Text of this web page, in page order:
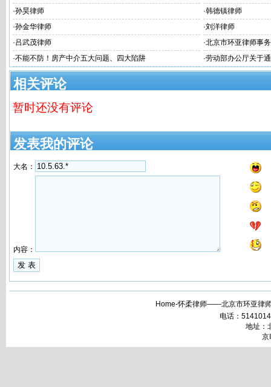
将房产“赠与”给子女还不如“卖”给子女？
·孙昊律师 ·韩德镇律师
·孙金华律师 ·刘洋律师
·吕武茂律师 ·北京市环亚律师事
·不能不防！房产中介五大问题、四大陷阱 ·劳动部办公厅关于
不归者按自动离职
相关评论
暂时还没有评论
发表我的评论
大名：
内容：
Home-怀柔律师——北京市环亚律
电话：
地址：
京